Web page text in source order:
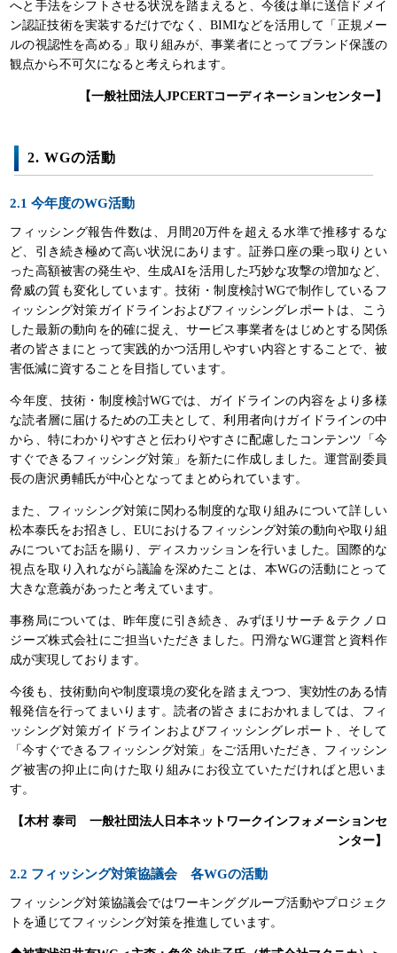
へと手法をシフトさせる状況を踏まえると、今後は単に送信ドメイ
ン認証技術を実装するだけでなく、BIMIなどを活用して「正規メー
ルの視認性を高める」取り組みが、事業者にとってブランド保護の
観点から不可欠になると考えられます。
【一般社団法人JPCERTコーディネーションセンター】
2. WGの活動
2.1 今年度のWG活動
フィッシング報告件数は、月間20万件を超える水準で推移するな
ど、引き続き極めて高い状況にあります。証券口座の乗っ取りとい
った高額被害の発生や、生成AIを活用した巧妙な攻撃の増加など、
脅威の質も変化しています。技術・制度検討WGで制作しているフ
ィッシング対策ガイドラインおよびフィッシングレポートは、こう
した最新の動向を的確に捉え、サービス事業者をはじめとする関係
者の皆さまにとって実践的かつ活用しやすい内容とすることで、被
害低減に資することを目指しています。
今年度、技術・制度検討WGでは、ガイドラインの内容をより多様
な読者層に届けるための工夫として、利用者向けガイドラインの中
から、特にわかりやすさと伝わりやすさに配慮したコンテンツ「今
すぐできるフィッシング対策」を新たに作成しました。運営副委員
長の唐沢勇輔氏が中心となってまとめられています。
また、フィッシング対策に関わる制度的な取り組みについて詳しい
松本泰氏をお招きし、EUにおけるフィッシング対策の動向や取り組
みについてお話を賜り、ディスカッションを行いました。国際的な
視点を取り入れながら議論を深めたことは、本WGの活動にとって
大きな意義があったと考えています。
事務局については、昨年度に引き続き、みずほリサーチ＆テクノロ
ジーズ株式会社にご担当いただきました。円滑なWG運営と資料作
成が実現しております。
今後も、技術動向や制度環境の変化を踏まえつつ、実効性のある情
報発信を行ってまいります。読者の皆さまにおかれましては、フィ
ッシング対策ガイドラインおよびフィッシングレポート、そして
「今すぐできるフィッシング対策」をご活用いただき、フィッシン
グ被害の抑止に向けた取り組みにお役立ていただければと思いま
す。
【木村 泰司 一般社団法人日本ネットワークインフォメーションセ
ンター】
2.2 フィッシング対策協議会 各WGの活動
フィッシング対策協議会ではワーキンググループ活動やプロジェク
トを通じてフィッシング対策を推進しています。